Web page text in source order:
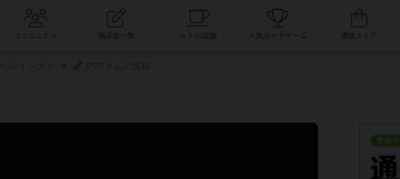
コミュニティ 人気ボードゲーム